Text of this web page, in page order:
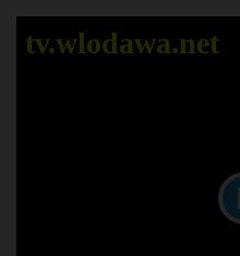
tv.wlodawa.net